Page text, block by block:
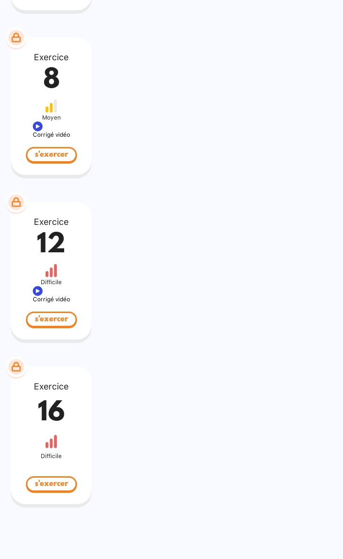
Exercice
8
Moyen
Corrigé vidéo
s'exercer
Exercice
12
Difficile
Corrigé vidéo
s'exercer
Exercice
16
Difficile
s'exercer